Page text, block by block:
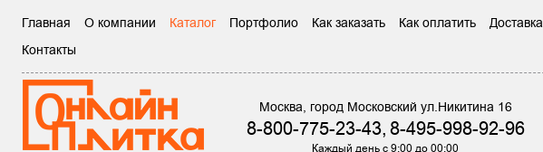
Главная О компании Каталог Портфолио Как заказать Как оплатить Доставка
Контакты
Москва, город Московский ул.Никитина 16
8-800-775-23-43,8-495-998-92-96
Каждый день с 9:00 до 00:00